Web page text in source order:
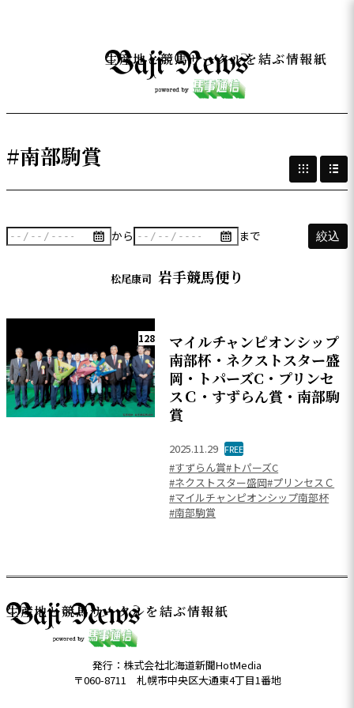
生産地と競馬サークルを結ぶ情報紙
#南部駒賞
から まで 絞込
128
松尾康司 岩手競馬便り
マイルチャンピオンシップ
南部杯・ネクストスター盛
岡・トパーズC・プリンセ
スＣ・すずらん賞・南部駒
賞
2025.11.29 FREE
#すずらん賞#トパーズC
#ネクストスター盛岡#プリンセスＣ
#マイルチャンピオンシップ南部杯
#南部駒賞
生産地と競馬サークルを結ぶ情報紙
発行：株式会社北海道新聞HotMedia
〒060-8711 札幌市中央区大通東4丁目1番地